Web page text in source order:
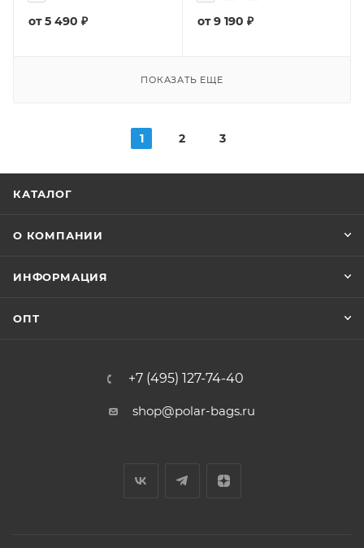
от5 490 ₽ от9 190 ₽
ПОКАЗАТЬ ЕЩЕ
1 2 3
КАТАЛОГ
О КОМПАНИИ
ИНФОРМАЦИЯ
ОПТ
+7 (495) 127-74-40
shop@polar-bags.ru